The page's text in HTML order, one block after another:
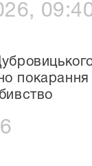
покарання